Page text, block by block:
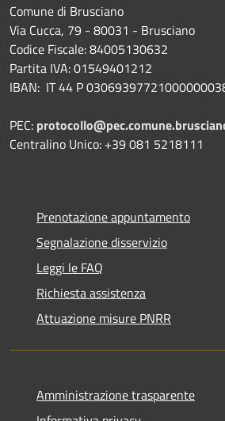
Comune di Brusciano
Via Cucca, 79 - 80031 - Brusciano
Codice Fiscale: 84005130632
Partita IVA: 01549401212
IBAN: IT 44 P
PEC:
Centralino Unico: +39 081 5218111
Prenotazione appuntamento
Segnalazione disservizio
Leggi le FAQ
Richiesta assistenza
Attuazione misure PNRR
Amministrazione trasparente